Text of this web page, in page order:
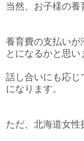
当然、お子様の養
養育費の支払いが
とになるかと思い
話し合いにも応じ
になります。
ただ、北海道女性